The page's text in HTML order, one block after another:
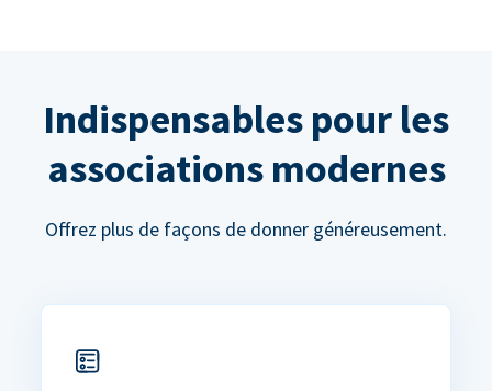
Indispensables pour les
associations modernes
Offrez plus de façons de donner généreusement.